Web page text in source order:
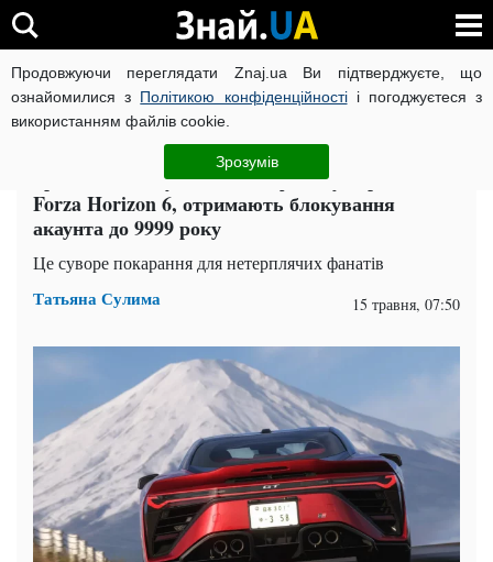
Продовжуючи переглядати Znaj.ua Ви підтверджуєте, що
ознайомилися з Політикою конфіденційностіі погоджуєтеся з
використанням файлів cookie.
Зрозумів
ВІЙНА РОСІЇ ПРОТИ УКРАЇНИ КОРОНАВІРУС В УКРАЇНІ
ЧИТАТЬ НА РУССКОМ
Гравці, які запускають неофіційну версію
Forza Horizon 6, отримають блокування
акаунта до 9999 року
Це суворе покарання для нетерплячих фанатів
Татьяна Сулима 15 травня, 07:50